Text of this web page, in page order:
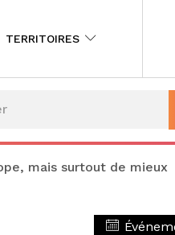
TERRITOIRES
mais surtout de mieux